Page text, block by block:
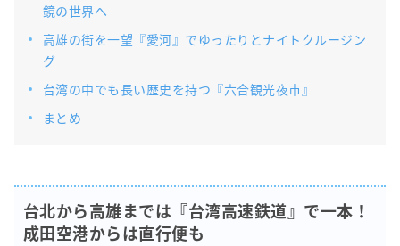
鏡の世界へ
高雄の街を一望『愛河』でゆったりとナイトクルージン
グ
台湾の中でも長い歴史を持つ『六合観光夜市』
まとめ
台北から高雄までは『台湾高速鉄道』で一本！
成田空港からは直行便も